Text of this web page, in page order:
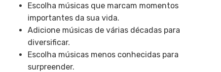
Escolha músicas que marcam momentos
importantes da sua vida.
Adicione músicas de várias décadas para
diversificar.
Escolha músicas menos conhecidas para
surpreender.